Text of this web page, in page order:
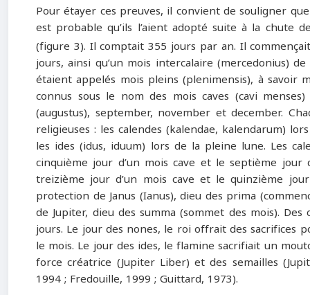
Pour étayer ces preuves, il convient de souligner
est probable qu’ils l’aient adopté suite à la chute
(figure 3). Il comptait 355 jours par an. Il
jours, ainsi qu’un mois intercalaire (mercedonius)
étaient appelés mois pleins (plenimensis), à savoir
connus sous le nom des mois caves (cavi
(augustus), september, november et december.
religieuses : les calendes (kalendae, kalendarum)
les ides (idus, iduum) lors de la pleine lune. Les
cinquième jour d’un mois cave et le septième
treizième jour d’un mois cave et le quinzième
protection de Janus (Ianus), dieu des prima
de Jupiter, dieu des summa (sommet des mois).
jours. Le jour des nones, le roi offrait des sacrifices
le mois. Le jour des ides, le flamine sacrifiait un
force créatrice (Jupiter Liber) et des semailles
1994 ; Fredouille, 1999 ; Guittard, 1973).